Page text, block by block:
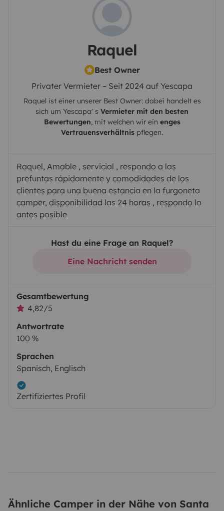
Raquel
Best Owner
Privater Vermieter – Seit 2024 auf Yescapa
Raquel ist einer unserer Best Owner: dabei handelt es
sich um Yescapa' s Vermieter mit den besten
Bewertungen, mit welchen wir ein enges
Vertrauensverhältnis pflegen.
Raquel, Amable , servicial , respondo a las
prefuntas rápidamente y comodidades de los
clientes para una buena estancia en la furgoneta
camper, disponibilidad las 24 horas , respondo lo
antes posible
Hast du eine Frage an Raquel?
Eine Nachricht senden
Gesamtbewertung
4,82/5
Antwortrate
100 %
Sprachen
Spanisch, Englisch
Zertifiziertes Profil
Ähnliche Camper in der Nähe von Santa